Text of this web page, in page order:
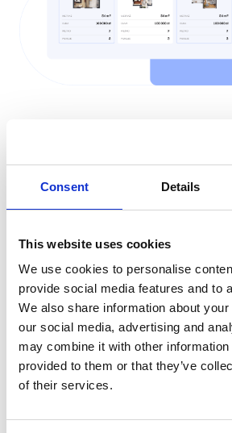
Consent Details
This website uses cookies
We use cookies to personalise
provide social media features and to
We also share information about
our social media, advertising and
may combine it with other information
provided to them or that they’ve
of their services.
Automatyzuj
zapytań
Synchronizacja zapytań z
Vox, Deweloper System,
konieczności ręcznego